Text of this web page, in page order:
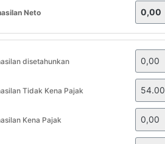
Neto
disetahunkan
Tidak Kena Pajak
Kena Pajak